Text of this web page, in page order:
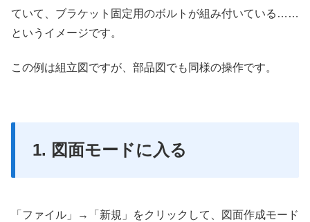
ていて、ブラケット固定用のボルトが組み付いている……
というイメージです。
この例は組立図ですが、部品図でも同様の操作です。
1. 図面モードに入る
「ファイル」→「新規」をクリックして、図面作成モード